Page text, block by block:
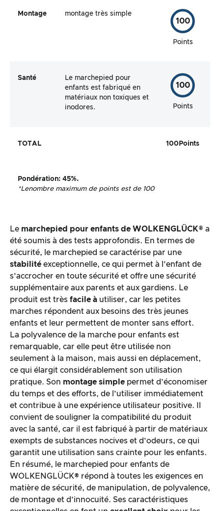
Montage montage très simple
100
Points
Santé
Le marchepied pour
enfants est fabriqué en
matériaux non toxiques et
inodores.
100
Points
TOTAL 100 Points
Pondération: 45%.
*Lenombre maximum de points est de 100
Le marchepied pour enfants de WOLKENGLÜCK® a
été soumis à des tests approfondis. En termes de
sécurité, le marchepied se caractérise par une
stabilité exceptionnelle, ce qui permet à l’enfant de
s’accrocher en toute sécurité et offre une sécurité
supplémentaire aux parents et aux gardiens. Le
produit est très facile à utiliser, car les petites
marches répondent aux besoins des très jeunes
enfants et leur permettent de monter sans effort.
La polyvalence de la marche pour enfants est
remarquable, car elle peut être utilisée non
seulement à la maison, mais aussi en déplacement,
ce qui élargit considérablement son utilisation
pratique. Son montage simple permet d’économiser
du temps et des efforts, de l’utiliser immédiatement
et contribue à une expérience utilisateur positive. Il
convient de souligner la compatibilité du produit
avec la santé, car il est fabriqué à partir de matériaux
exempts de substances nocives et d’odeurs, ce qui
garantit une utilisation sans crainte pour les enfants.
En résumé, le marchepied pour enfants de
WOLKENGLÜCK® répond à toutes les exigences en
matière de sécurité, de manipulation, de polyvalence,
de montage et d’innocuité. Ses caractéristiques